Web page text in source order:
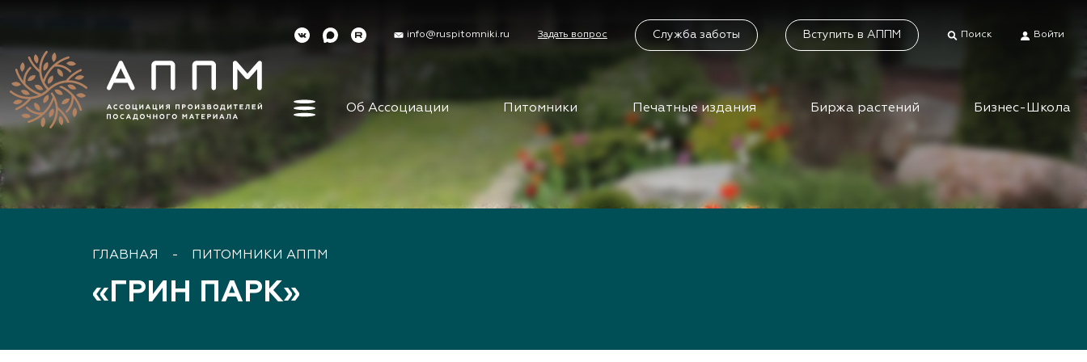
info@ruspitomniki.ru Задать вопрос Служба заботы Вступить в АППМ Поиск Войти
Об Ассоциации Питомники Печатные издания Биржа растений Бизнес-Школа
Об ассоциации
Органы управления
Реквизиты АППМ
Питомники АППМ
Партнеры питомников
Участники
Биржа растений
отрасли
Каталог растений
Система добровольной
ГЛАВНАЯ - ПИТОМНИКИ АППМ
«ГРИН ПАРК»